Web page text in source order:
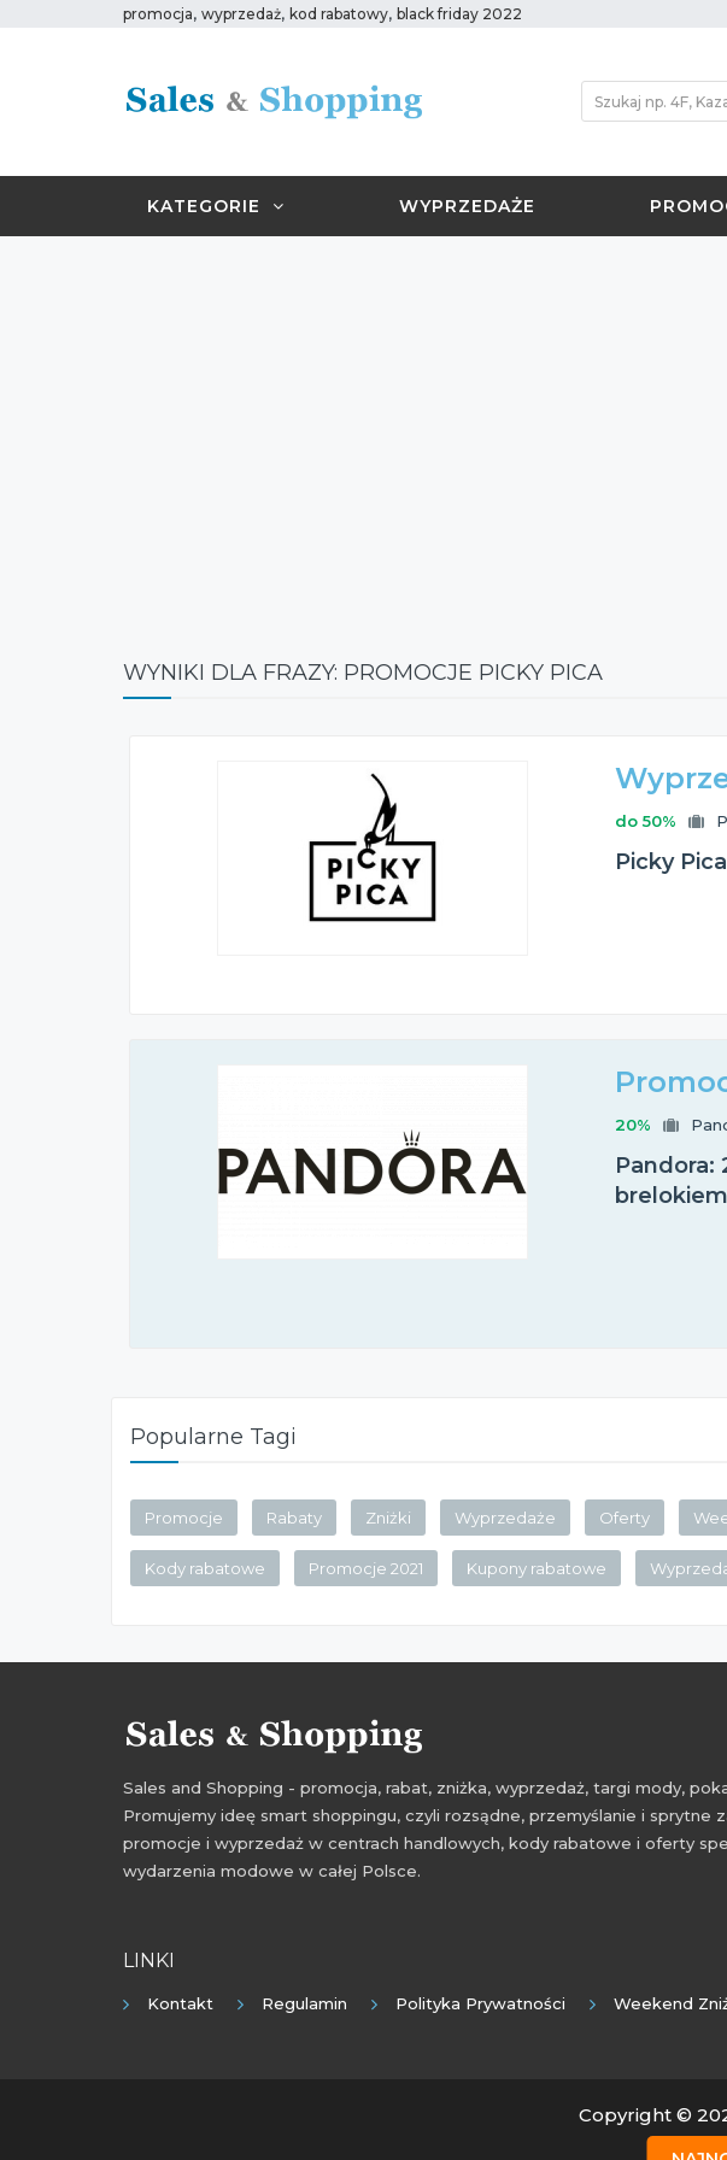
promocja, wyprzedaż, kod rabatowy, black friday 2022
KATEGORIE WYPRZEDAŻE
WYNIKI DLA FRAZY: PROMOCJE PICKY PICA
do 50%
Picky
20%
Pandora:
brelokiem
Popularne Tagi
Promocje Rabaty Zniżki Wyprzedaże Oferty
Kody rabatowe Promocje 2021 Kupony rabatowe
Sales and Shopping - promocja, rabat, zniżka, wyprzedaż, targi mody,
Promujemy ideę smart shoppingu, czyli rozsądne, przemyślanie i
promocje i wyprzedaż w centrach handlowych, kody rabatowe i oferty
wydarzenia modowe w całej Polsce.
LINKI
Kontakt Regulamin Polityka Prywatności Weekend
Copyright ©